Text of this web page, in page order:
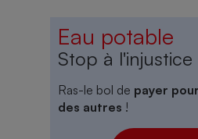
Eau potable
Stop à l'injustice
Ras-le bol de payer
des autres !